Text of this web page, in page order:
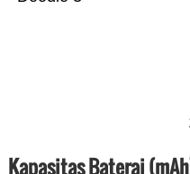
Kapasitas Baterai